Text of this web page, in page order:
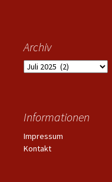
Archiv
Archiv
Informationen
Impressum
Kontakt